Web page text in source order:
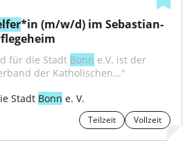
*in (m/w/d) im Sebastian-
für die Stadt Bonn e.V. ist der
der Katholischen..."
Stadt Bonn e. V.
Teilzeit Vollzeit